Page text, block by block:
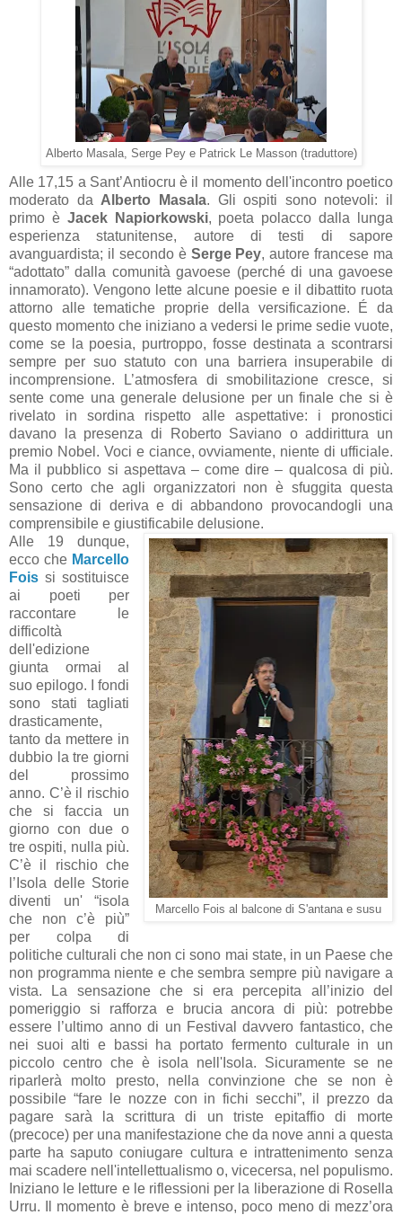
Alberto Masala, Serge Pey e Patrick Le Masson (traduttore)
Alle 17,15 a Sant’Antiocru è il momento dell'incontro poetico
moderato da Alberto Masala. Gli ospiti sono notevoli: il
primo è Jacek Napiorkowski, poeta polacco dalla lunga
esperienza statunitense, autore di testi di sapore
avanguardista; il secondo è Serge Pey, autore francese ma
“adottato” dalla comunità gavoese (perché di una gavoese
innamorato). Vengono lette alcune poesie e il dibattito ruota
attorno alle tematiche proprie della versificazione. É da
questo momento che iniziano a vedersi le prime sedie vuote,
come se la poesia, purtroppo, fosse destinata a scontrarsi
sempre per suo statuto con una barriera insuperabile di
incomprensione. L’atmosfera di smobilitazione cresce, si
sente come una generale delusione per un finale che si è
rivelato in sordina rispetto alle aspettative: i pronostici
davano la presenza di Roberto Saviano o addirittura un
premio Nobel. Voci e ciance, ovviamente, niente di ufficiale.
Ma il pubblico si aspettava – come dire – qualcosa di più.
Sono certo che agli organizzatori non è sfuggita questa
sensazione di deriva e di abbandono provocandogli una
comprensibile e giustificabile delusione.
Marcello Fois al balcone di S'antana e susu
Alle 19 dunque,
ecco che Marcello
Fois si sostituisce
ai poeti per
raccontare le
difficoltà
dell'edizione
giunta ormai al
suo epilogo. I fondi
sono stati tagliati
drasticamente,
tanto da mettere in
dubbio la tre giorni
del prossimo
anno. C’è il rischio
che si faccia un
giorno con due o
tre ospiti, nulla più.
C’è il rischio che
l’Isola delle Storie
diventi un' “isola
che non c’è più”
per colpa di
politiche culturali che non ci sono mai state, in un Paese che
non programma niente e che sembra sempre più navigare a
vista. La sensazione che si era percepita all’inizio del
pomeriggio si rafforza e brucia ancora di più: potrebbe
essere l’ultimo anno di un Festival davvero fantastico, che
nei suoi alti e bassi ha portato fermento culturale in un
piccolo centro che è isola nell'Isola. Sicuramente se ne
riparlerà molto presto, nella convinzione che se non è
possibile “fare le nozze con in fichi secchi”, il prezzo da
pagare sarà la scrittura di un triste epitaffio di morte
(precoce) per una manifestazione che da nove anni a questa
parte ha saputo coniugare cultura e intrattenimento senza
mai scadere nell'intellettualismo o, vicecersa, nel populismo.
Iniziano le letture e le riflessioni per la liberazione di Rosella
Urru. Il momento è breve e intenso, poco meno di mezz’ora